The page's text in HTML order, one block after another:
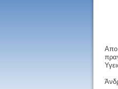
Απο